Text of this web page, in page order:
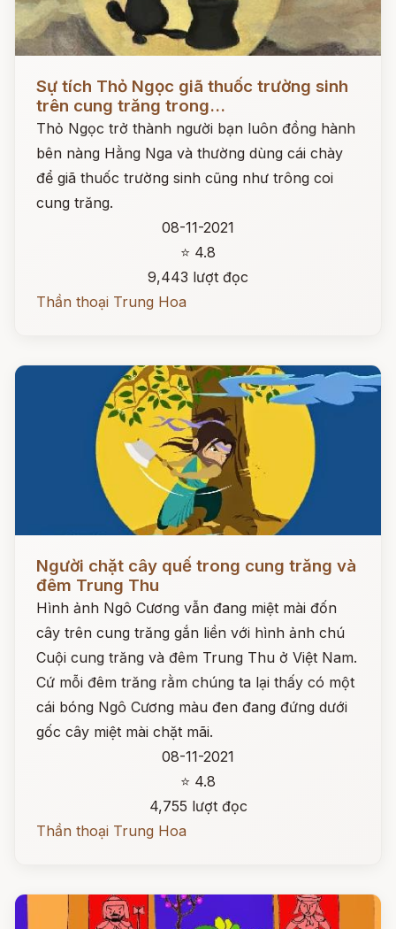
Sự tích Thỏ Ngọc giã thuốc trường sinh
trên cung trăng trong...
Thỏ Ngọc trở thành người bạn luôn đồng hành
bên nàng Hằng Nga và thường dùng cái chày
để giã thuốc trường sinh cũng như trông coi
cung trăng.
08-11-2021
⭐ 4.8
9,443 lượt đọc
Thần thoại Trung Hoa
Người chặt cây quế trong cung trăng và
đêm Trung Thu
Hình ảnh Ngô Cương vẫn đang miệt mài đốn
cây trên cung trăng gắn liền với hình ảnh chú
Cuội cung trăng và đêm Trung Thu ở Việt Nam.
Cứ mỗi đêm trăng rằm chúng ta lại thấy có một
cái bóng Ngô Cương màu đen đang đứng dưới
gốc cây miệt mài chặt mãi.
08-11-2021
⭐ 4.8
4,755 lượt đọc
Thần thoại Trung Hoa